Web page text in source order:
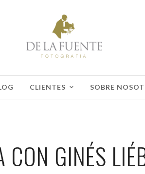
CLIENTES SOBRE
CON GINÉS